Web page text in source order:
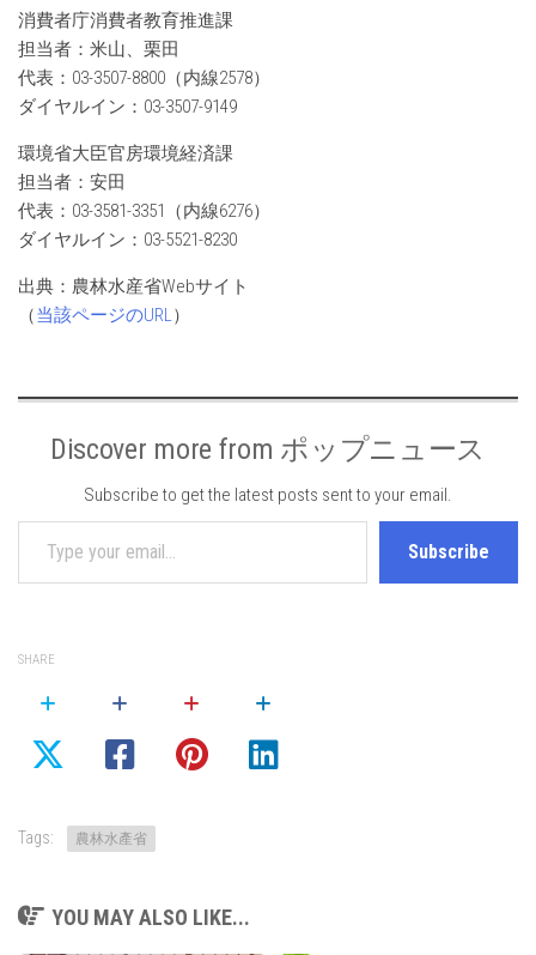
消費者庁消費者教育推進課
担当者：米山、栗田
代表：03-3507-8800（内線2578）
ダイヤルイン：03-3507-9149
環境省大臣官房環境経済課
担当者：安田
代表：03-3581-3351（内線6276）
ダイヤルイン：03-5521-8230
出典：農林水産省Webサイト
（当該ページのURL）
Discover more from ポップニュース
Subscribe to get the latest posts sent to your email.
Type your email…
Subscribe
SHARE
Tags: 農林水產省
YOU MAY ALSO LIKE...